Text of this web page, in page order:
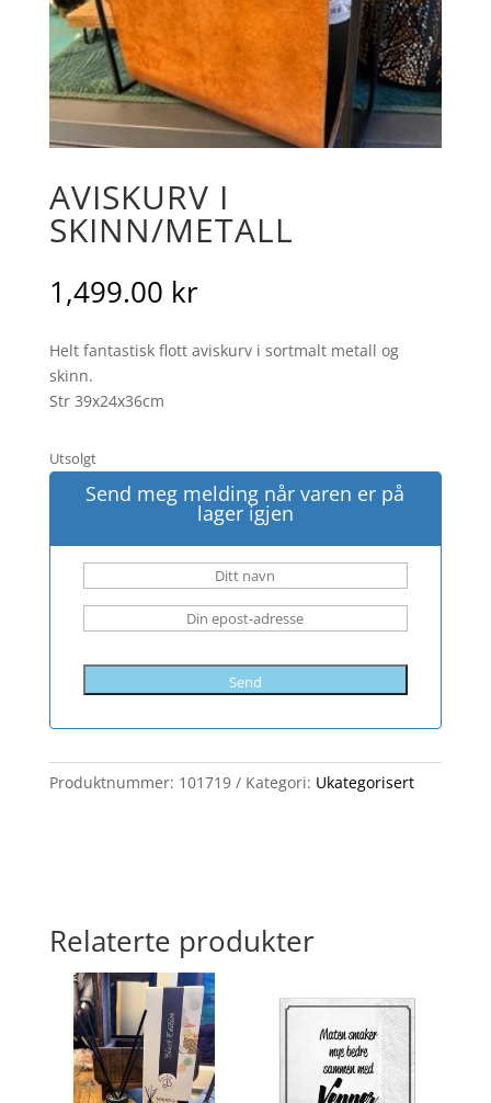
AVISKURV I
SKINN/METALL
1,499.00 kr
Helt fantastisk flott aviskurv i sortmalt metall og
skinn.
Str 39x24x36cm
Utsolgt
Send meg melding når varen er på
lager igjen
Send
Produktnummer: 101719 Kategori: Ukategorisert
Relaterte produkter